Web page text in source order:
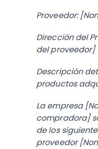
Proveedor:
Dirección del
del proveedor]
Descripción
productos
La empresa
compradora]
de los
proveedor